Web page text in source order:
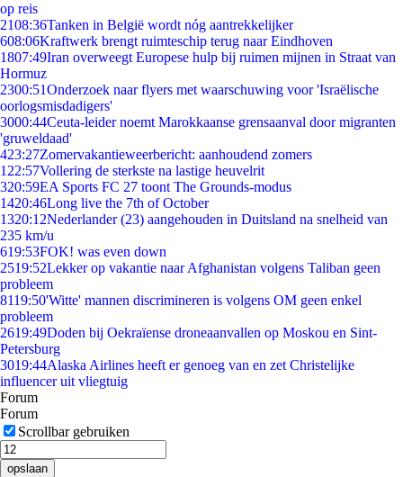
op reis
2108:36Tanken in België wordt nóg aantrekkelijker
608:06Kraftwerk brengt ruimteschip terug naar Eindhoven
1807:49Iran overweegt Europese hulp bij ruimen mijnen in Straat van
Hormuz
2300:51Onderzoek naar flyers met waarschuwing voor 'Israëlische
oorlogsmisdadigers'
3000:44Ceuta-leider noemt Marokkaanse grensaanval door migranten
'gruweldaad'
423:27Zomervakantieweerbericht: aanhoudend zomers
1 22:57Vollering de sterkste na lastige heuvelrit
320:59EA Sports FC 27 toont The Grounds-modus
1420:46Long live the 7th of October
1320:12Nederlander (23) aangehouden in Duitsland na snelheid van
235 km/u
619:53FOK! was even down
2519:52Lekker op vakantie naar Afghanistan volgens Taliban geen
probleem
8119:50'Witte' mannen discrimineren is volgens OM geen enkel
probleem
2619:49Doden bij Oekraïense droneaanvallen op Moskou en Sint-
Petersburg
3019:44Alaska Airlines heeft er genoeg van en zet Christelijke
influencer uit vliegtuig
Forum
Forum
Scrollbar gebruiken
opslaan